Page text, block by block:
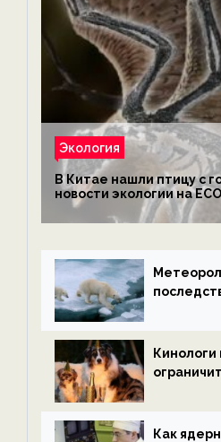
Экология
В Китае нашли птицу с
новости экологии на
ECOportal
Кинологи
ECOportal
Как